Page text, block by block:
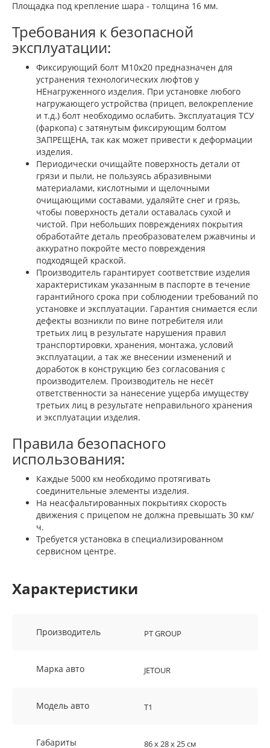
Площадка под крепление шара - толщина 16 мм.
Требования к безопасной
эксплуатации:
Фиксирующий болт М10х20 предназначен для
устранения технологических люфтов у
НЕнагруженного изделия. При установке любого
нагружающего устройства (прицеп, велокрепление
и т.д.) болт необходимо ослабить. Эксплуатация ТСУ
(фаркопа) с затянутым фиксирующим болтом
ЗАПРЕЩЕНА, так как может привести к деформации
изделия.
Периодически очищайте поверхность детали от
грязи и пыли, не пользуясь абразивными
материалами, кислотными и щелочными
очищающими составами, удаляйте снег и грязь,
чтобы поверхность детали оставалась сухой и
чистой. При небольших повреждениях покрытия
обработайте деталь преобразователем ржавчины и
аккуратно покройте место повреждения
подходящей краской.
Производитель гарантирует соответствие изделия
характеристикам указанным в паспорте в течение
гарантийного срока при соблюдении требований по
установке и эксплуатации. Гарантия снимается если
дефекты возникли по вине потребителя или
третьих лиц в результате нарушения правил
транспортировки, хранения, монтажа, условий
эксплуатации, а так же внесении изменений и
доработок в конструкцию без согласования с
производителем. Производитель не несёт
ответственности за нанесение ущерба имуществу
третьих лиц в результате неправильного хранения
и эксплуатации изделия.
Правила безопасного
использования:
Каждые 5000 км необходимо протягивать
соединительные элементы изделия.
На неасфальтированных покрытиях скорость
движения с прицепом не должна превышать 30 км/
ч.
Требуется установка в специализированном
сервисном центре.
Характеристики
Производитель PT GROUP
Марка авто JETOUR
Модель авто T1
Габариты 86 х 28 х 25 см